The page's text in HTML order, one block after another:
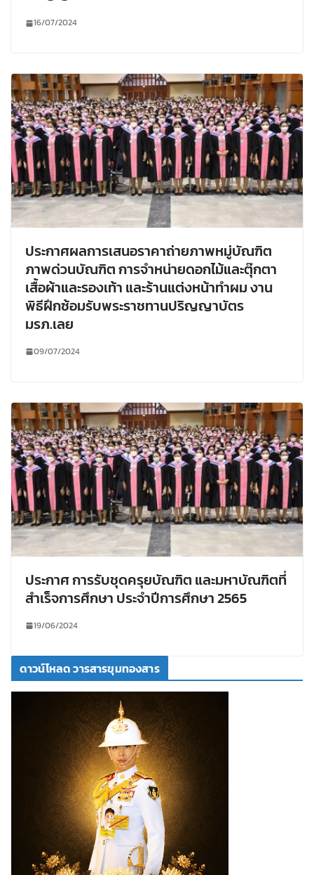
16/07/2024
ประกาศผลการเสนอราคาถ่ายภาพหมู่บัณฑิต
ภาพด่วนบัณฑิต การจำหน่ายดอกไม้และตุ๊กตา
เสื้อผ้าและรองเท้า และร้านแต่งหน้าทำผม งาน
พิธีฝึกซ้อมรับพระราชทานปริญญาบัตร
มรภ.เลย
09/07/2024
ประกาศ การรับชุดครุยบัณฑิต และมหาบัณฑิตที่
สำเร็จการศึกษา ประจำปีการศึกษา 2565
19/06/2024
ดาวน์โหลด วารสารขุมทองสาร